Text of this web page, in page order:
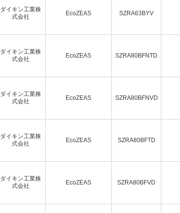
ダイキン工業株
式会社
EcoZEAS SZRA63BYV
ダイキン工業株
式会社
EcoZEAS SZRA80BFNTD
ダイキン工業株
式会社
EcoZEAS SZRA80BFNVD
ダイキン工業株
式会社
EcoZEAS SZRA80BFTD
ダイキン工業株
式会社
EcoZEAS SZRA80BFVD